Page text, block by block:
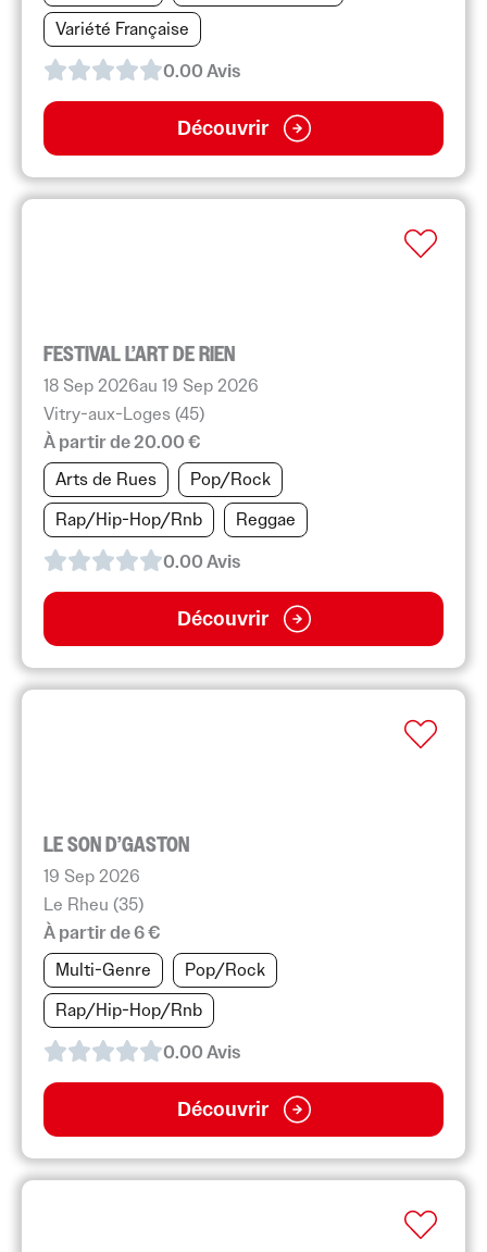
Variété Française
0.00Avis
Découvrir
FESTIVAL L’ART DE RIEN
18 Sep 2026au 19 Sep 2026
Vitry-aux-Loges (45)
À partir de 20.00 €
Arts de Rues
Pop/Rock
Rap/Hip-Hop/Rnb
Reggae
0.00Avis
Découvrir
LE SON D’GASTON
19 Sep 2026
Le Rheu (35)
À partir de 6 €
Multi-Genre
Pop/Rock
Rap/Hip-Hop/Rnb
0.00Avis
Découvrir